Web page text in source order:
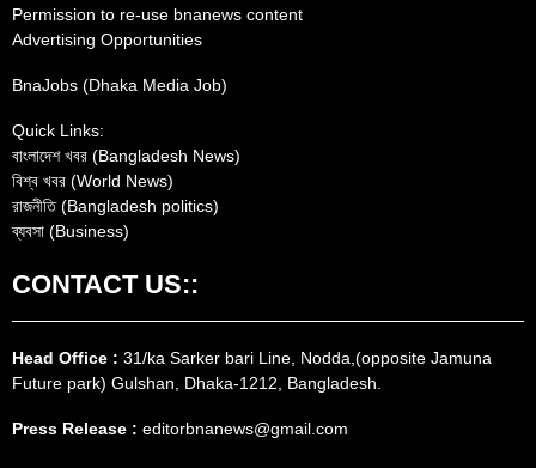
Permission to re-use bnanews content
Advertising Opportunities
BnaJobs (Dhaka Media Job)
Quick Links:
বাংলাদেশ খবর (Bangladesh News)
বিশ্ব খবর (World News)
রাজনীতি (Bangladesh politics)
ব্যবসা (Business)
CONTACT US::
Head Office : 31/ka Sarker bari Line, Nodda,(opposite Jamuna
Future park) Gulshan, Dhaka-1212, Bangladesh.
Press Release : editorbnanews@gmail.com